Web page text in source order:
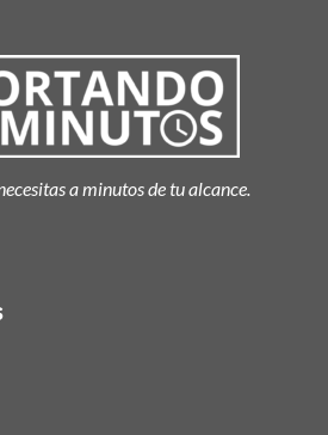
a minutos de tu alcance.